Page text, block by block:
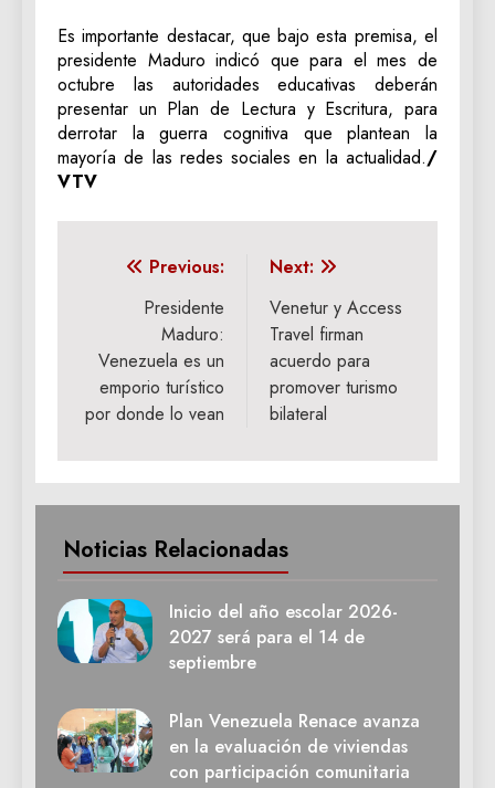
Es importante destacar, que bajo esta premisa, el
presidente Maduro indicó que para el mes de
octubre las autoridades educativas deberán
presentar un Plan de Lectura y Escritura, para
derrotar la guerra cognitiva que plantean la
mayoría de las redes sociales en la actualidad./
VTV
Navegación
entradas
Previous:
Presidente
Maduro:
Venezuela es un
emporio turístico
por donde lo vean
Next:
Venetur y Access
Travel firman
acuerdo para
promover turismo
bilateral
Noticias Relacionadas
Inicio del año escolar 2026-
2027 será para el 14 de
septiembre
Plan Venezuela Renace avanza
en la evaluación de viviendas
con participación comunitaria